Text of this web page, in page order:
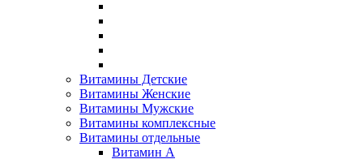
Витамины Детские
Витамины Женские
Витамины Мужские
Витамины комплексные
Витамины отдельные
Витамин A